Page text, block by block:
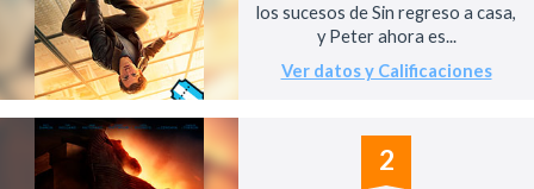
los sucesos de Sin regreso a casa,
y Peter ahora es...
Ver datos y Calificaciones
2